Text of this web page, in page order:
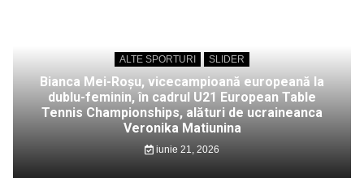
ALTE SPORTURI SLIDER
Bianca Mei-Roșu, vicecampioană europeană la
dublu-feminin, în cadrul U21 European Table
Tennis Championships, alături de ucraineanca
Veronika Matiunina
iunie 21, 2026